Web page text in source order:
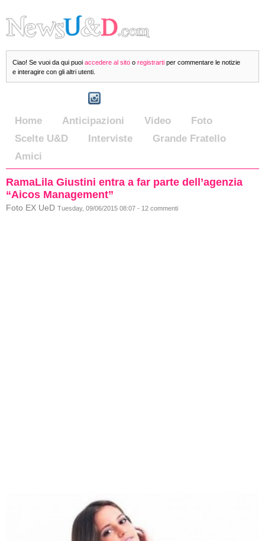
Ciao! Se vuoi da qui puoi accedere al sito o registrarti per commentare le notizie
e interagire con gli altri utenti.
Home Anticipazioni Video
Foto
Scelte U&D
Interviste
Grande Fratello
Amici
RamaLila Giustini entra a far parte dell’agenzia
“Aicos Management”
Foto EX UeD Tuesday, 09/06/2015 08:07 - 12 commenti